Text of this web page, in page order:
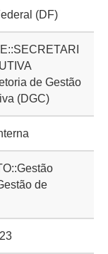
(DF)
de Gestão
(DGC)
de